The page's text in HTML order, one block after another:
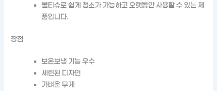
물티슈로 쉽게 청소가 가능하고 오랫동안 사용할 수 있는 제
품입니다.
장점
보온보냉 기능 우수
세련된 디자인
가벼운 무게